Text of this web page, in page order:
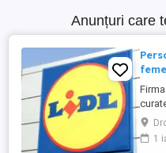
Anunțuri care
Lidl
1